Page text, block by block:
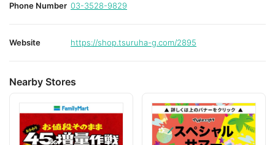
Phone Number 03-3528-9829
Website https://shop.tsuruha-g.com/2895
Nearby Stores